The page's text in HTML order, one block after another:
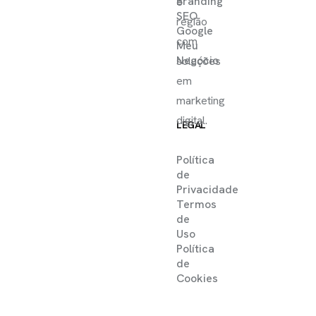
SEO
Google
Meu
Negócio
LEGAL
Política
de
Privacidade
Termos
de
Uso
Política
de
Cookies
região
com
soluções
em
marketing
digital.